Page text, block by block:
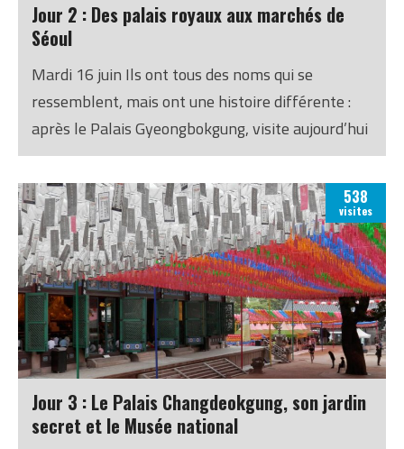
Jour 2 : Des palais royaux aux marchés de
Séoul
Mardi 16 juin Ils ont tous des noms qui se
ressemblent, mais ont une histoire différente :
après le Palais Gyeongbokgung, visite aujourd’hui
des palais Deoksugung et Gyeonghzuigung. Et
d’endroits plus modernes, tout de même.
538
visites
Jour 3 : Le Palais Changdeokgung, son jardin
secret et le Musée national